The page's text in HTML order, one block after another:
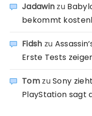
Jadawin zu
bekommt
Fidsh zu
Erste Tests
TomzuSony
PlayStation sagt